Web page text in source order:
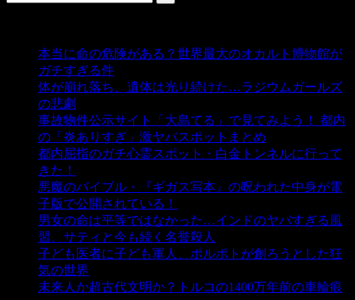
本当に命の危険がある？世界最大のオカルト博物館が
ガチすぎる件
体が崩れ落ち、遺体は光り続けた…ラジウムガールズ
の悲劇
事故物件公示サイト「大島てる」で見てみよう！ 都内
の「炎ありすぎ」激ヤバスポットまとめ
都内屈指のガチ心霊スポット・白金トンネルに行って
きた！
悪魔のバイブル・『ギガス写本』の呪われた中身が電
子版で公開されている！
男女の命は平等ではなかった…インドのヤバすぎる風
習、サティと今も続く名誉殺人
子ども医者に子ども軍人、ポルポトが創ろうとした狂
気の世界
未来人か超古代文明か？トルコの1400万年前の車輪痕